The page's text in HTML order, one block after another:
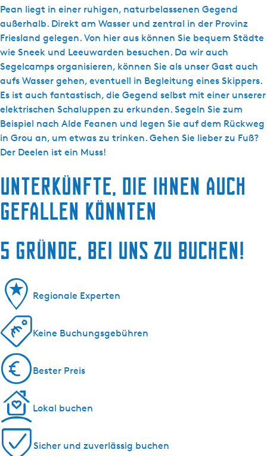
Pean liegt in einer ruhigen, naturbelassenen Gegend
außerhalb. Direkt am Wasser und zentral in der Provinz
Friesland gelegen. Von hier aus können Sie bequem Städte
wie Sneek und Leeuwarden besuchen. Da wir auch
Segelcamps organisieren, können Sie als unser Gast auch
aufs Wasser gehen, eventuell in Begleitung eines Skippers.
Es ist auch fantastisch, die Gegend selbst mit einer unserer
elektrischen Schaluppen zu erkunden. Segeln Sie zum
Beispiel nach Alde Feanen und legen Sie auf dem Rückweg
in Grou an, um etwas zu trinken. Gehen Sie lieber zu Fuß?
Der Deelen ist ein Muss!
Unterkünfte, die Ihnen auch
gefallen könnten
5 Gründe, bei uns zu buchen!
Regionale Experten
Keine Buchungsgebühren
Bester Preis
Lokal buchen
Sicher und zuverlässig buchen